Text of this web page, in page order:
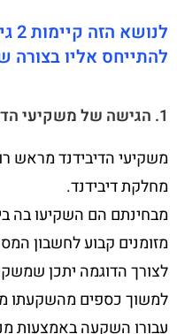
להתייחס אליו בצורה
1. הגישה של משקיעי הדיבידנד:
משקיעי הדיבידנד מראש
מחלקת דיבידנד.
מבחינתם הם השקיעו בה
מזומנים קבוע לחשבון
לצורך הדוגמה יתכן
למשוך כספים מהשקעתו
עבורו השקעה באמצעות